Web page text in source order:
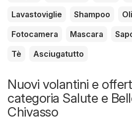
Lavastoviglie
Shampoo
Fotocamera
Mascara
Tè
Asciugatutto
Nuovi volantini e
categoria Salute e
Chivasso